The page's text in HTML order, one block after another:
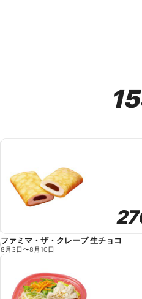
ファミマ・ザ・クレープ 生チョコ
8月3日〜8月10日